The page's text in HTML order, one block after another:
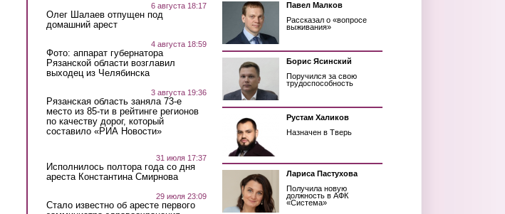
6 августа 18:17
Олег Шалаев отпущен под
домашний арест
4 августа 18:59
Фото: аппарат губернатора
Рязанской области возглавил
выходец из Челябинска
3 августа 19:36
Рязанская область заняла 73-е
место из 85-ти в рейтинге регионов
по качеству дорог, который
составило «РИА Новости»
31 июля 17:37
Исполнилось полтора года со дня
ареста Константина Смирнова
29 июля 23:09
Стало известно об аресте первого
Павел Малков
Рассказал о «вопросе
выживания»
Борис Ясинский
Поручился за свою
трудоспособность
Рустам Халиков
Назначен в Тверь
Лариса Пастухова
Получила новую
должность в АФК
«Система»